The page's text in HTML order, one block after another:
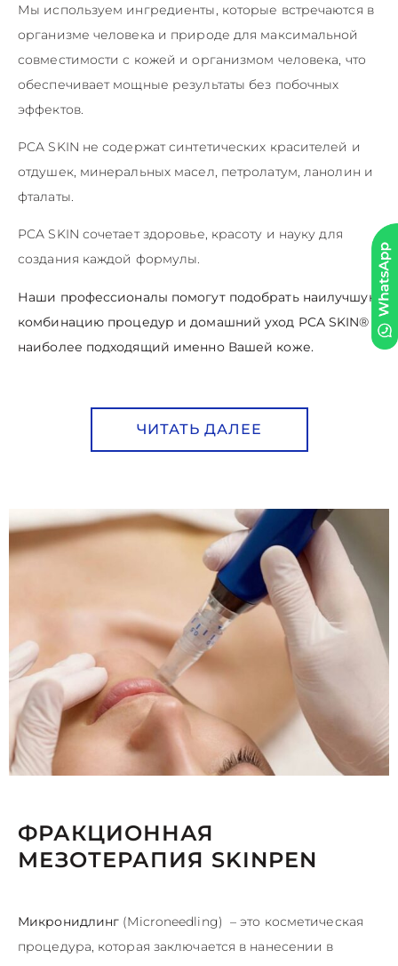
Мы используем ингредиенты, которые встречаются в
организме человека и природе для максимальной
совместимости с кожей и организмом человека, что
обеспечивает мощные результаты без побочных
эффектов.
PCA SKIN не содержат синтетических красителей и
отдушек, минеральных масел, петролатум, ланолин и
фталаты.
PCA SKIN сочетает здоровье, красоту и науку для
создания каждой формулы.
Наши профессионалы помогут подобрать наилучшую
комбинацию процедур и домашний уход PCA SKIN®
наиболее подходящий именно Вашей коже.
ЧИТАТЬ ДАЛЕЕ
ФРАКЦИОННАЯ
МЕЗОТЕРАПИЯ SKINPEN
Микронидлинг (Microneedling) – это косметическая
процедура, которая заключается в нанесении в